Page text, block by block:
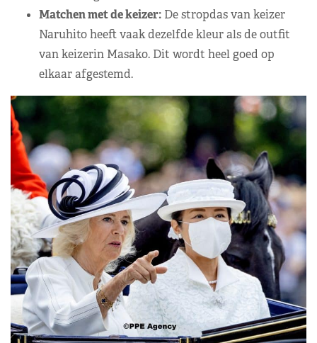
Matchen met de keizer: De stropdas van keizer
Naruhito heeft vaak dezelfde kleur als de outfit
van keizerin Masako. Dit wordt heel goed op
elkaar afgestemd.